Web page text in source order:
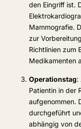
den Eingriff ist.
Mammografie.
zur
Richtlinien zum
Medikamenten
Operationstag:
Patientin in der
aufgenommen.
durchgeführt
abhängig von